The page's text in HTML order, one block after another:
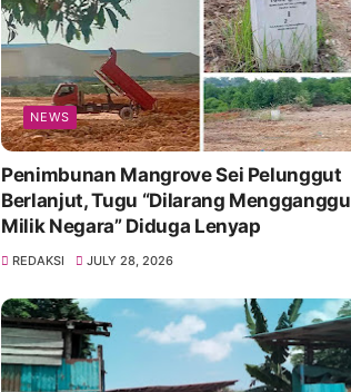
NEWS
Penimbunan Mangrove Sei Pelunggut
Berlanjut, Tugu “Dilarang Mengganggu
Milik Negara” Diduga Lenyap
REDAKSI JULY 28, 2026